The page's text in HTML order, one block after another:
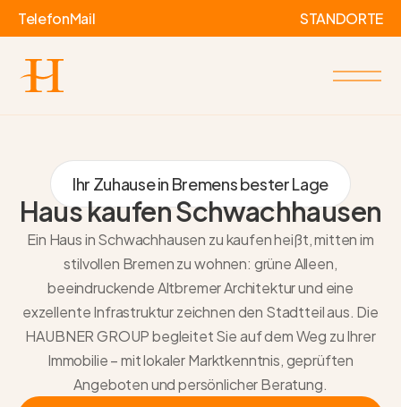
TelefonMail STANDORTE
Ihr Zuhause in Bremens bester Lage
Haus kaufen Schwachhausen
Ein Haus in Schwachhausen zu kaufen heißt, mitten im
stilvollen Bremen zu wohnen: grüne Alleen,
beeindruckende Altbremer Architektur und eine
exzellente Infrastruktur zeichnen den Stadtteil aus. Die
HAUBNER GROUP begleitet Sie auf dem Weg zu Ihrer
Immobilie – mit lokaler Marktkenntnis, geprüften
Angeboten und persönlicher Beratung.